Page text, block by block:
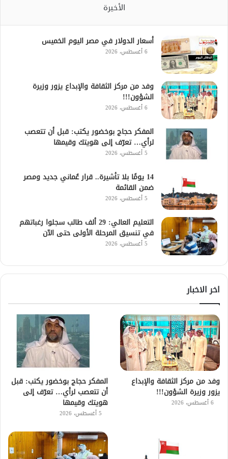
الأخيرة
أسعار الدولار في مصر اليوم الخميس
6 أغسطس، 2026
وفد من مركز الثقافة والإبداع يزور وزيرة
الشؤون!!!
6 أغسطس، 2026
المفكر حجاج بوخضور يكتب: قبل أن تتعصب
لرأي… تعرّف إلى هويتك وقيمها
5 أغسطس، 2026
14 يومًا بلا تأشيرة.. قرار عُماني جديد ومصر
ضمن القائمة
5 أغسطس، 2026
التعليم العالي: 29 ألف طالب سجلوا رغباتهم
في تنسيق المرحلة الأولى حتى الآن
5 أغسطس، 2026
اخر الاخبار
وفد من مركز الثقافة والإبداع
يزور وزيرة الشؤون!!!
6 أغسطس، 2026
المفكر حجاج بوخضور يكتب: قبل
أن تتعصب لرأي… تعرّف إلى
هويتك وقيمها
5 أغسطس، 2026